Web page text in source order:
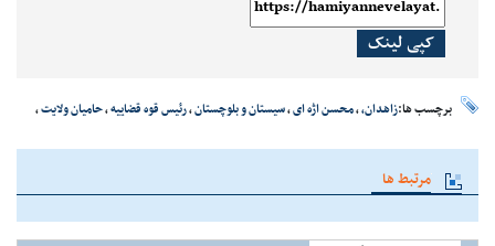
کپی لینک
برچسب ها:زاهدان،،محسن اژه ای،سیستان و بلوچستان،رئیس قوه قضاییه،حامیان ولایت،
مرتبط ها